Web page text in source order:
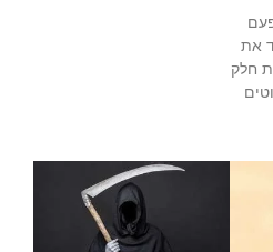
את
חלק
12 ציטוטים